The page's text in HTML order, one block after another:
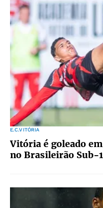
E.C.VITÓRIA
Vitória é goleado
no Brasileirão Sub-